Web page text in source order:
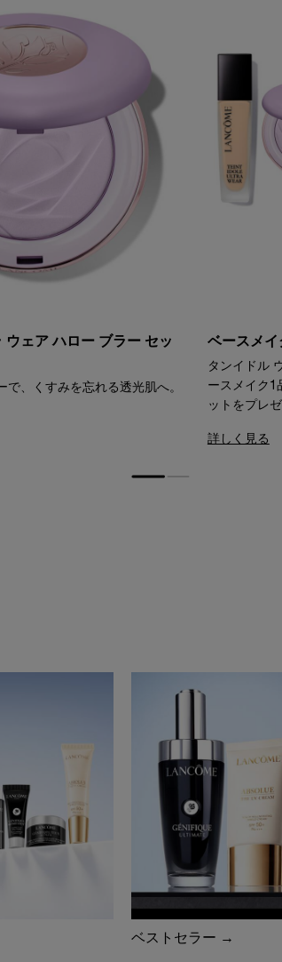
ウェア ハロー ブラー セッ
で、くすみを忘れる透光肌へ。
ベースメイ
タンイドル
ースメイク1
ットをプレゼ
詳しく見る
ベストセラー →